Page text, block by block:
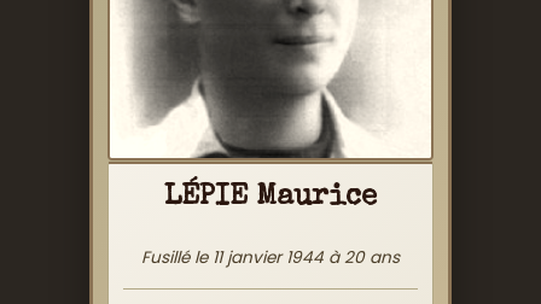
LÉPIE Maurice
Fusillé le 11 janvier 1944 à 20 ans